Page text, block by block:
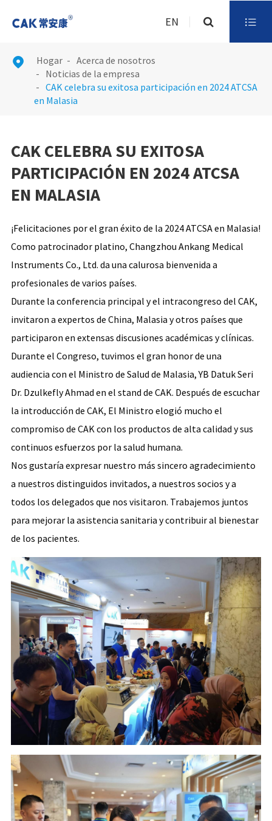
EN 
 Hogar
Acerca de nosotros
Noticias de la empresa
CAK celebra su exitosa participación en 2024 ATCSA
en Malasia
CAK CELEBRA SU EXITOSA
PARTICIPACIÓN EN 2024 ATCSA
EN MALASIA
¡Felicitaciones por el gran éxito de la 2024 ATCSA en Malasia!
Como patrocinador platino, Changzhou Ankang Medical
Instruments Co., Ltd. da una calurosa bienvenida a
profesionales de varios países.
Durante la conferencia principal y el intracongreso del CAK,
invitaron a expertos de China, Malasia y otros países que
participaron en extensas discusiones académicas y clínicas.
Durante el Congreso, tuvimos el gran honor de una
audiencia con el Ministro de Salud de Malasia, YB Datuk Seri
Dr. Dzulkefly Ahmad en el stand de CAK. Después de escuchar
la introducción de CAK, El Ministro elogió mucho el
compromiso de CAK con los productos de alta calidad y sus
continuos esfuerzos por la salud humana.
Nos gustaría expresar nuestro más sincero agradecimiento
a nuestros distinguidos invitados, a nuestros socios y a
todos los delegados que nos visitaron. Trabajemos juntos
para mejorar la asistencia sanitaria y contribuir al bienestar
de los pacientes.